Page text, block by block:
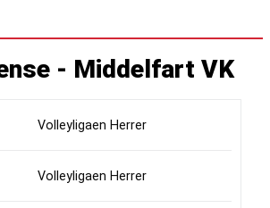
- Middelfart VK
Volleyligaen Herrer
Volleyligaen Herrer